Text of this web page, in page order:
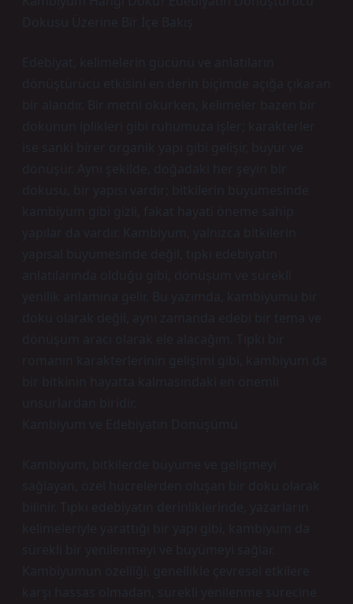
Dokusu Üzerine Bir İçe Bakış
Edebiyat, kelimelerin gücünü ve anlatıların
dönüştürücü etkisini en derin biçimde açığa çıkaran
bir alandır. Bir metni okurken, kelimeler bazen bir
dokunun iplikleri gibi ruhumuza işler; karakterler
ise sanki birer organik yapı gibi gelişir, büyür ve
dönüşür. Aynı şekilde, doğadaki her şeyin bir
dokusu, bir yapısı vardır; bitkilerin büyümesinde
kambiyum gibi gizli, fakat hayati öneme sahip
yapılar da vardır. Kambiyum, yalnızca bitkilerin
yapısal büyümesinde değil, tıpkı edebiyatın
anlatılarında olduğu gibi, dönüşüm ve sürekli
yenilik anlamına gelir. Bu yazımda, kambiyumu bir
doku olarak değil, aynı zamanda edebi bir tema ve
dönüşüm aracı olarak ele alacağım. Tıpkı bir
romanın karakterlerinin gelişimi gibi, kambiyum da
bir bitkinin hayatta kalmasındaki en önemli
unsurlardan biridir.
Kambiyum ve Edebiyatın Dönüşümü
Kambiyum, bitkilerde büyüme ve gelişmeyi
sağlayan, özel hücrelerden oluşan bir doku olarak
bilinir. Tıpkı edebiyatın derinliklerinde, yazarların
kelimeleriyle yarattığı bir yapı gibi, kambiyum da
sürekli bir yenilenmeyi ve büyümeyi sağlar.
Kambiyumun özelliği, genellikle çevresel etkilere
karşı hassas olmadan, sürekli yenilenme sürecine